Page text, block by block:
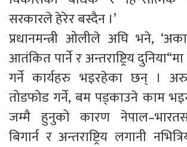
सरकारले हेरेर बस्दैन ।’
प्रधानमन्त्री ओलीले अघि भने,
आतंकित पार्ने र अन्तराष्ट्रिय
गर्ने कार्यहरु भइरहेका छन् ।
तोडफोड गर्ने, बम पड्काउने काम
जम्मै हुनुको कारण
बिगार्न र अन्तराष्ट्रिय लगानी